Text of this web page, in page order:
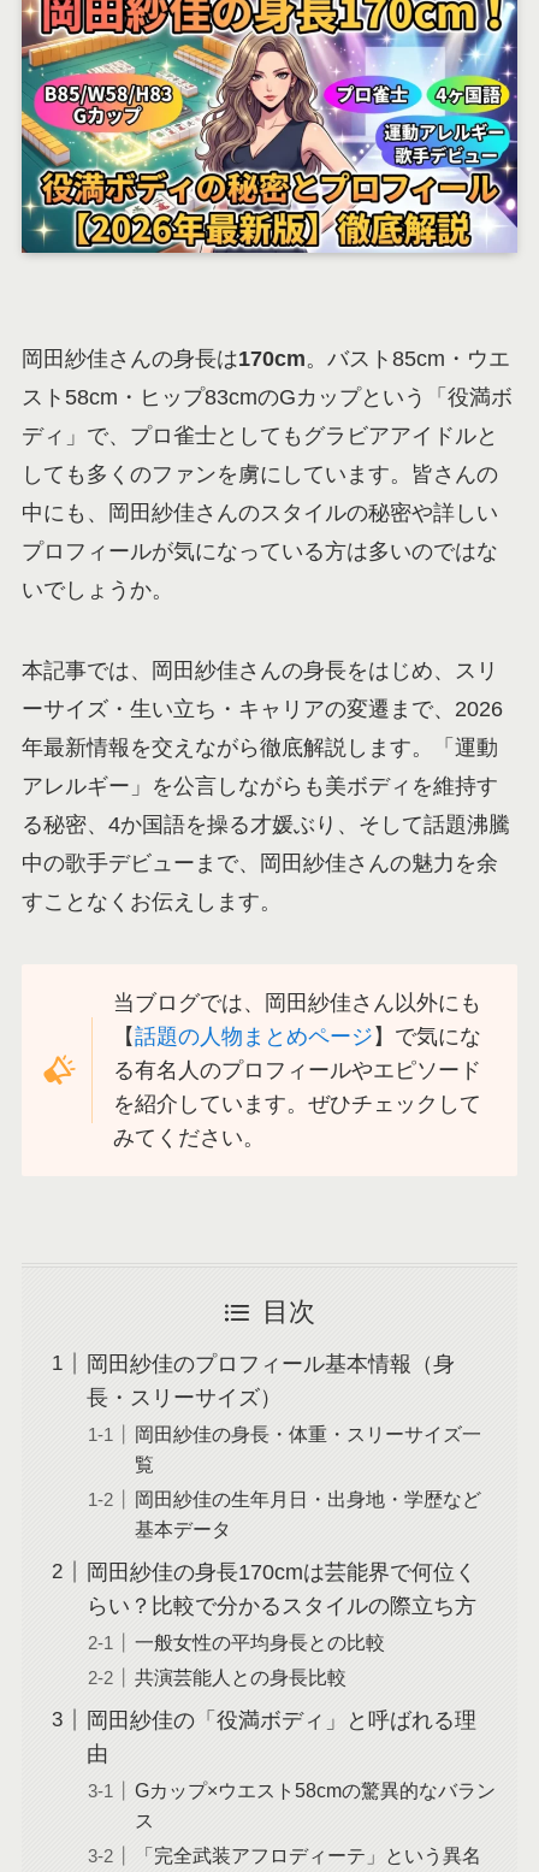
岡田紗佳さんの身長は170cm。バスト85cm・ウエ
スト58cm・ヒップ83cmのGカップという「役満ボ
ディ」で、プロ雀士としてもグラビアアイドルと
しても多くのファンを虜にしています。皆さんの
中にも、岡田紗佳さんのスタイルの秘密や詳しい
プロフィールが気になっている方は多いのではな
いでしょうか。
本記事では、岡田紗佳さんの身長をはじめ、スリ
ーサイズ・生い立ち・キャリアの変遷まで、2026
年最新情報を交えながら徹底解説します。「運動
アレルギー」を公言しながらも美ボディを維持す
る秘密、4か国語を操る才媛ぶり、そして話題沸騰
中の歌手デビューまで、岡田紗佳さんの魅力を余
すことなくお伝えします。
当ブログでは、岡田紗佳さん以外にも
【話題の人物まとめページ 】で気にな
る有名人のプロフィールやエピソード
を紹介しています。ぜひチェックして
みてください。
目次
岡田紗佳のプロフィール基本情報（身
長・スリーサイズ）
岡田紗佳の身長・体重・スリーサイズ一
覧
岡田紗佳の生年月日・出身地・学歴など
基本データ
岡田紗佳の身長170cmは芸能界で何位く
らい？比較で分かるスタイルの際立ち方
一般女性の平均身長との比較
共演芸能人との身長比較
岡田紗佳の「役満ボディ」と呼ばれる理
由
Gカップ×ウエスト58cmの驚異的なバラン
ス
「完全武装アフロディーテ」という異名